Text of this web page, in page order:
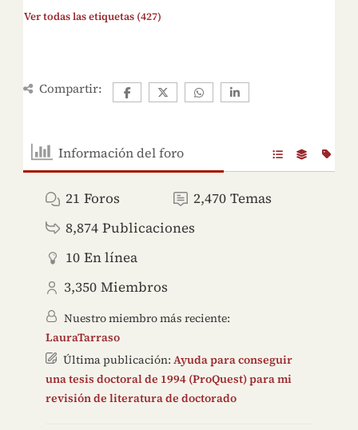
Ver todas las etiquetas (427)
Compartir:
Información del foro
21 Foros 2,470 Temas
8,874 Publicaciones
10 En línea
3,350 Miembros
Nuestro miembro más reciente:
LauraTarraso
Última publicación: Ayuda para conseguir
una tesis doctoral de 1994 (ProQuest) para mi
revisión de literatura de doctorado